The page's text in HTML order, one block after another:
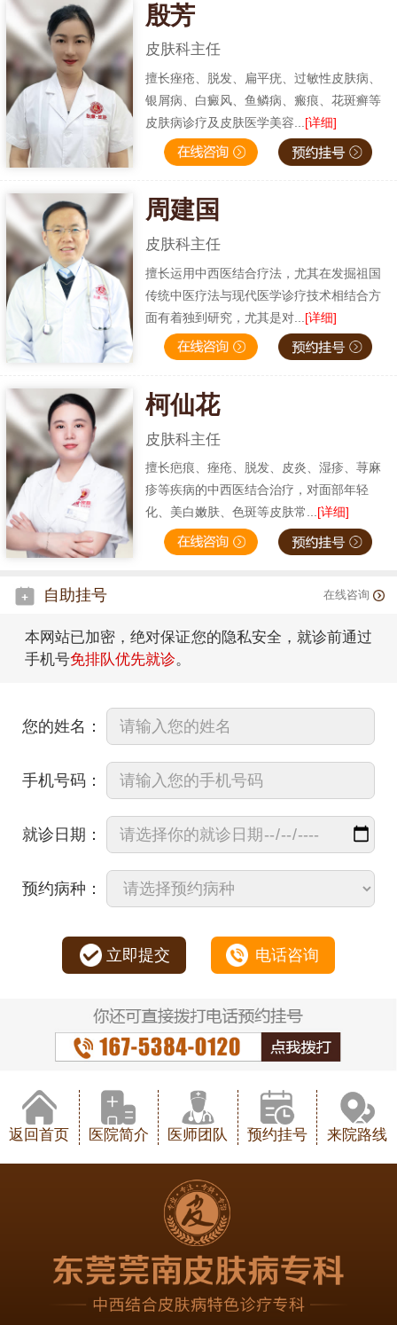
殷芳
皮肤科主任
擅长痤疮、脱发、扁平疣、过敏性皮肤病、
银屑病、白癜风、鱼鳞病、瘢痕、花斑癣等
皮肤病诊疗及皮肤医学美容... [详细]
周建国
皮肤科主任
擅长运用中西医结合疗法，尤其在发掘祖国
传统中医疗法与现代医学诊疗技术相结合方
面有着独到研究，尤其是对... [详细]
柯仙花
皮肤科主任
擅长疤痕、痤疮、脱发、皮炎、湿疹、荨麻
疹等疾病的中西医结合治疗，对面部年轻
化、美白嫩肤、色斑等皮肤常...[详细]
自助挂号 在线咨询
本网站已加密，绝对保证您的隐私安全，就诊前通过
手机号免排队优先就诊。
您的姓名：
手机号码：
就诊日期：
预约病种：
立即提交 电话咨询
返回首页 医院简介 医师团队 预约挂号 来院路线